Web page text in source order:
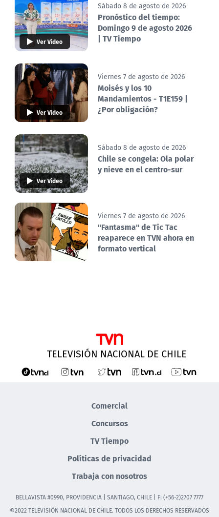
Ver Video
Sábado 8 de agosto de 2026
Pronóstico del tiempo:
Domingo 9 de agosto 2026
| TV Tiempo
Ver Video
Viernes 7 de agosto de 2026
Moisés y los 10
Mandamientos - T1E159 |
¿Por obligación?
Ver Video
Sábado 8 de agosto de 2026
Chile se congela: Ola polar
y nieve en el centro-sur
Viernes 7 de agosto de 2026
"Fantasma" de Tic Tac
reaparece en TVN ahora en
formato vertical
TELEVISIÓN NACIONAL DE CHILE
Comercial
Concursos
TV Tiempo
Políticas de privacidad
Trabaja con nosotros
BELLAVISTA #0990, PROVIDENCIA | SANTIAGO, CHILE | F: (+56-2)2707 7777
©2022 TELEVISIÓN NACIONAL DE CHILE. TODOS LOS DERECHOS RESERVADOS